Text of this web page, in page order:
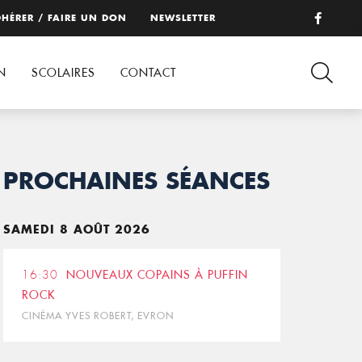
/ FAIRE UN DON NEWSLETTER
SCOLAIRES CONTACT
PROCHAINES SÉANCES
SAMEDI 8 AOÛT 2026
16:30
NOUVEAUX COPAINS À PUFFIN
ROCK
CINÉMA YVES ROBERT, EVRON